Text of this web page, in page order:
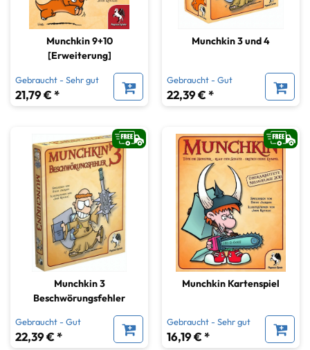
Munchkin 9+10
[Erweiterung]
Gebraucht - Sehr gut
21,79 € *
Munchkin 3 und 4
Gebraucht - Gut
22,39 € *
Munchkin 3
Beschwörungsfehler
Gebraucht - Gut
22,39 € *
Munchkin Kartenspiel
Gebraucht - Sehr gut
16,19 € *